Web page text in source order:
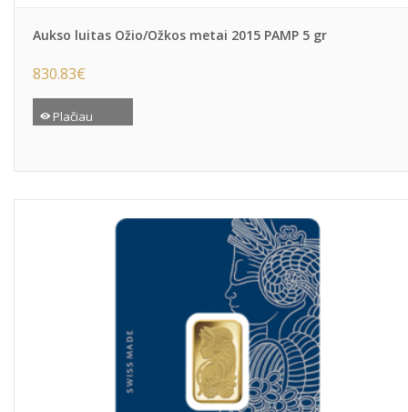
Aukso luitas Ožio/Ožkos metai 2015 PAMP 5 gr
830.83€
Plačiau